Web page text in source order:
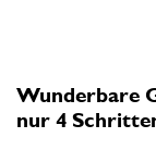
Wunderbare
nur 4